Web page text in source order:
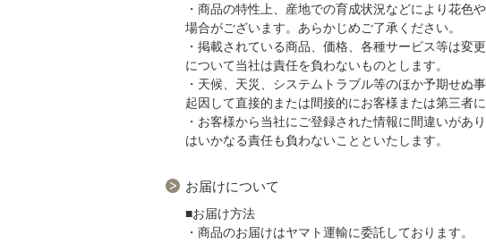
・商品の特性上、産地での育成状況などにより花色
場合がございます。あらかじめご了承ください。
・掲載されている商品、価格、各種サービス等は変
について当社は責任を負わないものとします。
・天候、天災、システムトラブル等のほか予期せぬ
起因して直接的または間接的にお客様または第三者
・お客様から当社にご登録された情報に間違いがあ
はいかなる責任も負わないことといたします。
お届けについて
■お届け方法
・商品のお届けはヤマト運輸に委託しております。